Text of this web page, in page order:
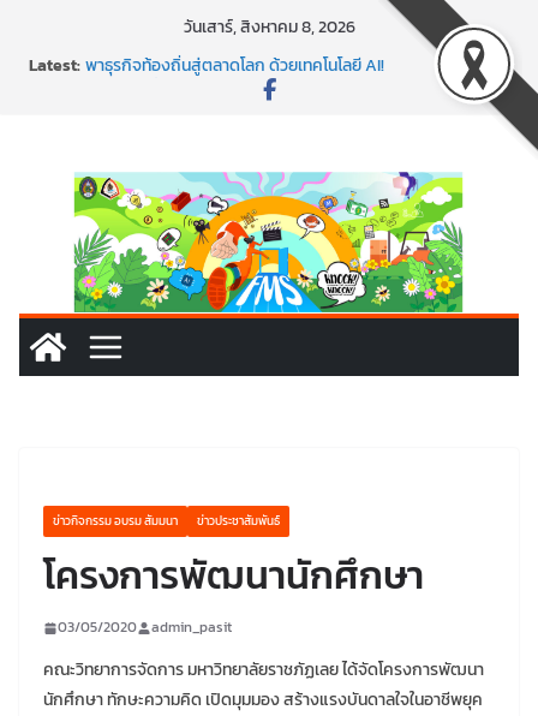
วันเสาร์, สิงหาคม 8, 2026
Latest:
พร้อมลุยแล้ว! ปักหมุดโรดแมป AI อัปสกิลธุรกิจให้พุ่งทะยาน
พาธุรกิจท้องถิ่นสู่ตลาดโลก ด้วยเทคโนโลยี AI!
SMEs ยุคนี้ ถ้าไม่ใช้ AI ถือว่าพลาดมาก!
นอกจากเทคโนโลยีจะล้ำ หัวใจคนทำธุรกิจก็ต้องสตรอง!
ข่าวกิจกรรม อบรม สัมมนา ข่าวประชาสัมพันธ์
โครงการพัฒนานักศึกษา
03/05/2020 admin_pasit
คณะวิทยาการจัดการ มหาวิทยาลัยราชภัฏเลย ได้จัดโครงการพัฒนา
นักศึกษา ทักษะความคิด เปิดมุมมอง สร้างแรงบันดาลใจในอาชีพยุค